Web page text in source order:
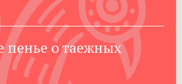
пенье о таежных